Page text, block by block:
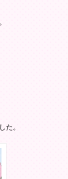
た。